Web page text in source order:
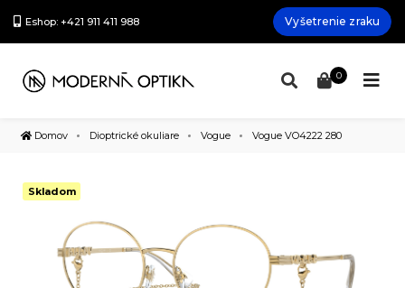
Eshop: +421 911 411 988 Vyšetrenie zraku
0
Domov Dioptrické okuliare Vogue Vogue VO4222 280
Skladom